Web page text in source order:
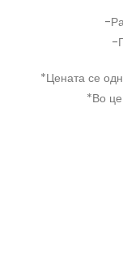
-
-
*Цената се
*Во